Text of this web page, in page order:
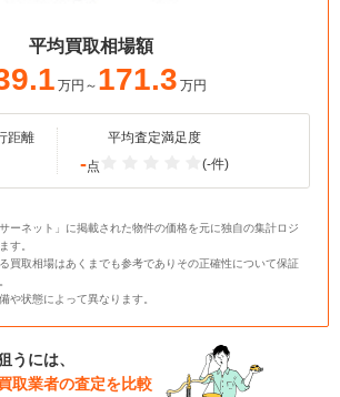
平均買取相場額
万円～ 171.3 万円
距離 平均査定満足度
-点 (-件)
ーネット」に掲載された物件の価格を元に独自の集計ロジ
す。
買取相場はあくまでも参考でありその正確性について保証
や状態によって異なります。
うには、
取業者の査定を比較